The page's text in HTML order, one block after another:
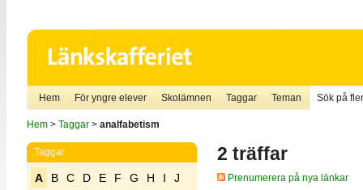
Hem För yngre elever Skolämnen Taggar Teman Sök på
Hem> Taggar> analfabetism
Taggar
A B C D E F G H I
J
2 träffar
Prenumerera på nya länkar